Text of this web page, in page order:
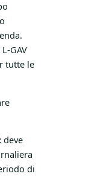
GAV
tutte le
deve
di